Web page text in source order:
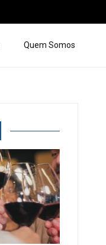
Quem Somos